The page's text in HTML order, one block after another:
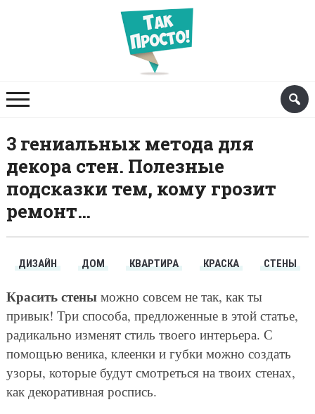
3 гениальных метода для
декора стен. Полезные
подсказки тем, кому грозит
ремонт…
ДИЗАЙН ДОМ КВАРТИРА КРАСКА СТЕНЫ
Красить стеныможно совсем не так, как ты
привык! Три способа, предложенные в этой статье,
радикально изменят стиль твоего интерьера. С
помощью веника, клеенки и губки можно создать
узоры, которые будут смотреться на твоих стенах,
как декоративная роспись.